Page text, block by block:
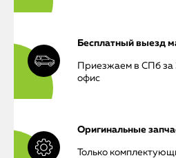
Бесплатный выезд
Приезжаем в СПб за
офис
Оригинальные
Только